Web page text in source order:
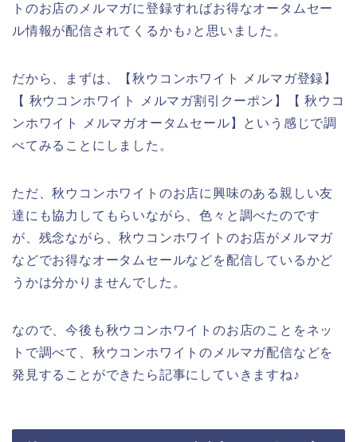
トのお店のメルマガに登録すればお得なオータムセー
ル情報が配信されてくるかも♪と思いました。
だから、まずは、【秋ウコンホワイト メルマガ登録】
【 秋ウコンホワイト メルマガ割引クーポン】【 秋ウコ
ンホワイト メルマガオータムセール】という感じで調
べてみることにしました。
ただ、秋ウコンホワイトのお店に興味のある親しい友
達にも協力してもらいながら、色々と調べたのです
が、残念ながら、秋ウコンホワイトのお店がメルマガ
などでお得なオータムセールなどを配信しているかど
うかは分かりませんでした。
なので、今後も秋ウコンホワイトのお店のことをネッ
トで調べて、秋ウコンホワイトのメルマガ配信などを
発見することができたら記事にしていきますね♪